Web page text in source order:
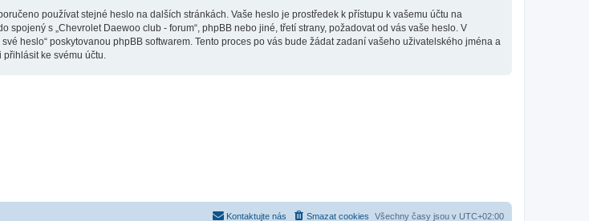
používat stejné heslo na dalších stránkách. Vaše heslo je prostředek k přístupu k vašemu účtu na
s „Chevrolet Daewoo club - forum“, phpBB nebo jiné, třetí strany, požadovat od vás vaše heslo. V
heslo“ poskytovanou phpBB softwarem. Tento proces po vás bude žádat zadaní vašeho uživatelského jména a
ke svému účtu.
Všechny časy jsou v UTC+02:00
Smazat cookies
Kontaktujte nás